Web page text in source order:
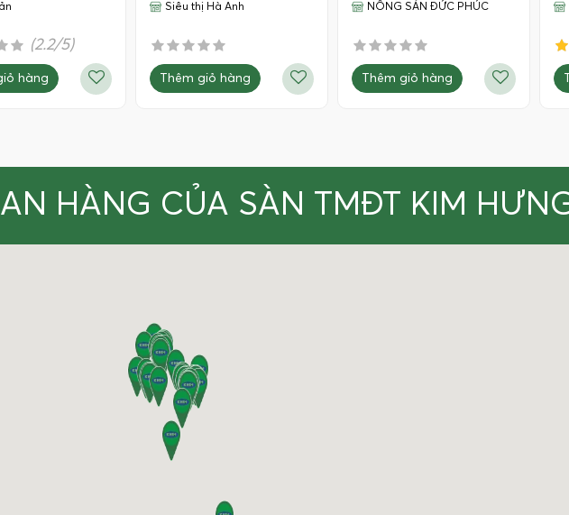
(2.2/5)
hàng
Siêu thị Hà Anh
Thêm giỏ hàng
NÔNG SẢN ĐỨC PHÚC
Thêm giỏ hàng
HÀNG CỦA SÀN TMĐT KIM